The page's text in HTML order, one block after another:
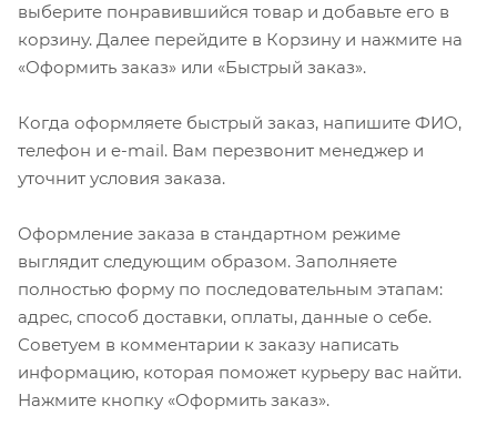
выберите понравившийся товар и добавьте его в
корзину. Далее перейдите в Корзину и нажмите на
«Оформить заказ» или «Быстрый заказ».
Когда оформляете быстрый заказ, напишите ФИО,
телефон и e-mail. Вам перезвонит менеджер и
уточнит условия заказа.
Оформление заказа в стандартном режиме
выглядит следующим образом. Заполняете
полностью форму по последовательным этапам:
адрес, способ доставки, оплаты, данные о себе.
Советуем в комментарии к заказу написать
информацию, которая поможет курьеру вас найти.
Нажмите кнопку «Оформить заказ».